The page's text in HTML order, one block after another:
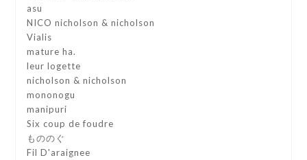
asu
NICO nicholson & nicholson
Vialis
mature ha.
leur logette
nicholson & nicholson
mononogu
manipuri
Six coup de foudre
もののぐ
Fil D'araignee